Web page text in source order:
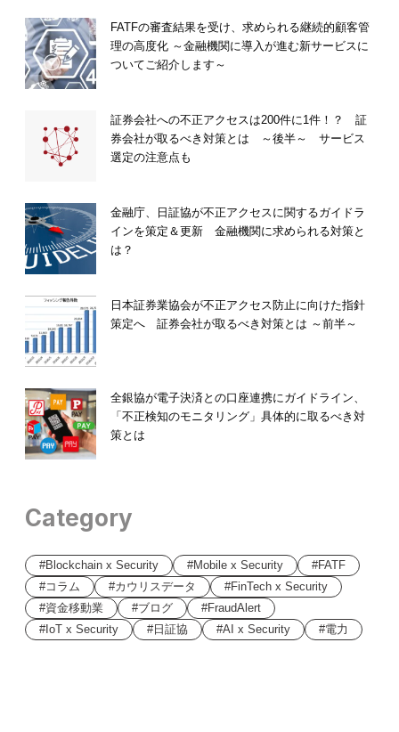
FATFの審査結果を受け、求められる継続的顧客管
理の高度化 ～金融機関に導入が進む新サービスに
ついてご紹介します～
証券会社への不正アクセスは200件に1件！？ 証
券会社が取るべき対策とは ～後半～ サービス
選定の注意点も
金融庁、日証協が不正アクセスに関するガイドラ
インを策定＆更新 金融機関に求められる対策と
は？
日本証券業協会が不正アクセス防止に向けた指針
策定へ 証券会社が取るべき対策とは ～前半～
全銀協が電子決済との口座連携にガイドライン、
「不正検知のモニタリング」具体的に取るべき対
策とは
Category
Blockchain x Security Mobile x Security
FATF
コラム
カウリスデータ
FinTech x Security
資金移動業
ブログ
FraudAlert
IoT x Security
日証協 AI x Security 電力